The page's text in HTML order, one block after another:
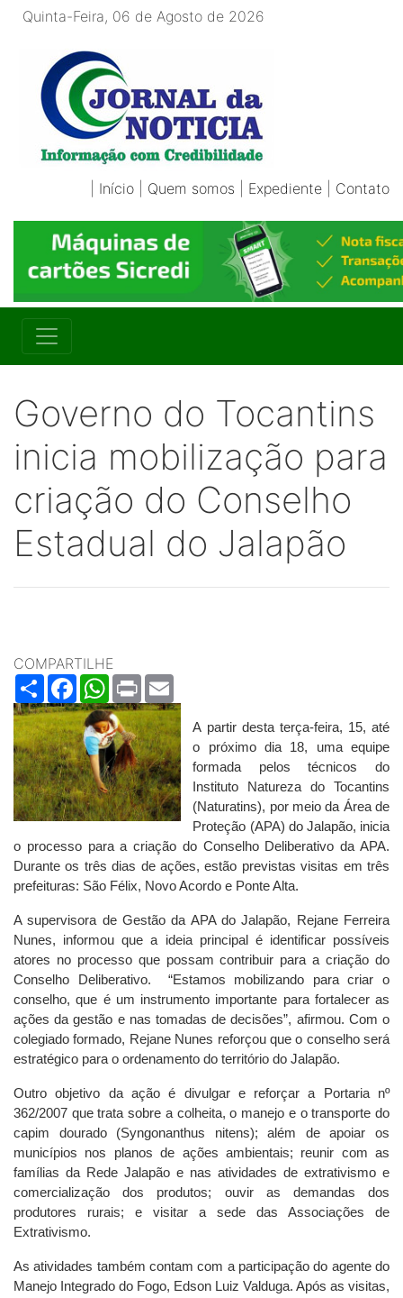
Quinta-Feira, 06 de Agosto de 2026
Início Quem somos Expediente Contato
Governo do Tocantins
inicia mobilização para
criação do Conselho
Estadual do Jalapão
COMPARTILHE
ShareFacebookWhatsApp
Print
A partir desta terça-feira, 15, até
o próximo dia 18, uma equipe
formada pelos técnicos do
Instituto Natureza do Tocantins
(Naturatins), por meio da Área de
Proteção (APA) do Jalapão, inicia
o processo para a criação do Conselho Deliberativo da APA.
Durante os três dias de ações, estão previstas visitas em três
prefeituras: São Félix, Novo Acordo e Ponte Alta.
A supervisora de Gestão da APA do Jalapão, Rejane Ferreira
Nunes, informou que a ideia principal é identificar possíveis
atores no processo que possam contribuir para a criação do
Conselho Deliberativo. “Estamos mobilizando para criar o
conselho, que é um instrumento importante para fortalecer as
ações da gestão e nas tomadas de decisões”, afirmou. Com o
colegiado formado, Rejane Nunes reforçou que o conselho será
estratégico para o ordenamento do território do Jalapão.
Outro objetivo da ação é divulgar e reforçar a Portaria nº
362/2007 que trata sobre a colheita, o manejo e o transporte do
capim dourado (Syngonanthus nitens); além de apoiar os
municípios nos planos de ações ambientais; reunir com as
famílias da Rede Jalapão e nas atividades de extrativismo e
comercialização dos produtos; ouvir as demandas dos
produtores rurais; e visitar a sede das Associações de
Extrativismo.
As atividades também contam com a participação do agente do
Manejo Integrado do Fogo, Edson Luiz Valduga. Após as visitas,